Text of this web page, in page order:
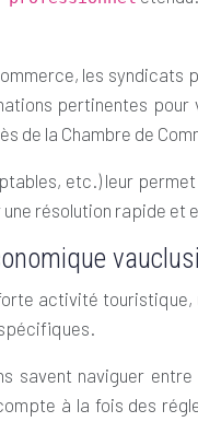
les
pertinentes
la Chambre de
etc.) leur
résolution rapide
activité
savent naviguer
à la fois des